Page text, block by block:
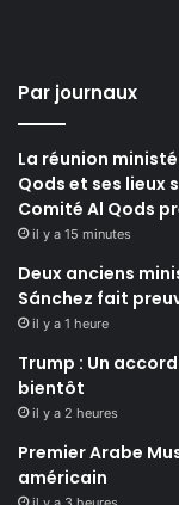
Par journaux
La réunion
Qods et ses lieux
Comité Al Qods
il y a 15 minutes
Deux anciens
Sánchez fait
il y a 1 heure
Trump : Un
bientôt
il y a 2 heures
Premier Arabe
américain